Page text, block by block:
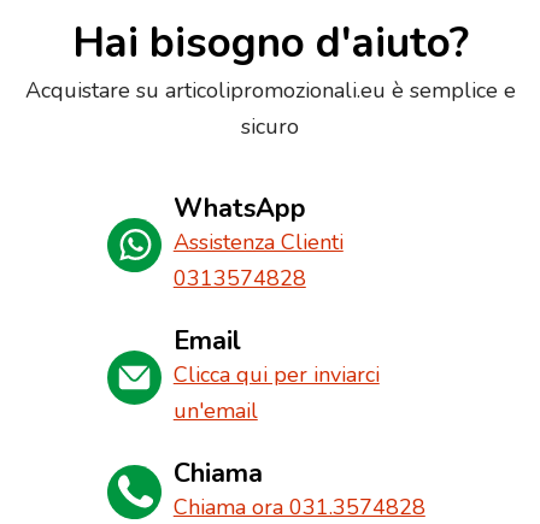
Hai bisogno d'aiuto?
Acquistare su articolipromozionali.eu è semplice e
sicuro
WhatsApp
Assistenza Clienti
0313574828
Email
Clicca qui per inviarci
un'email
Chiama
Chiama ora 031.3574828